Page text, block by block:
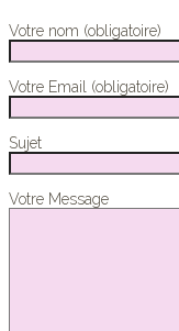
Votre nom (obligatoire)
Votre Email (obligatoire)
Sujet
Votre Message